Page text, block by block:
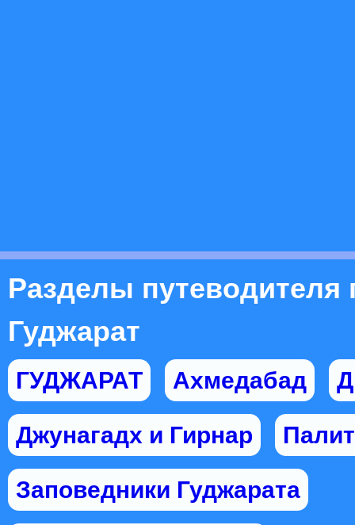
Разделы путеводителя
Гуджарат
ГУДЖАРАТ Ахмедабад
Джунагадх и Гирнар
Заповедники Гуджарата